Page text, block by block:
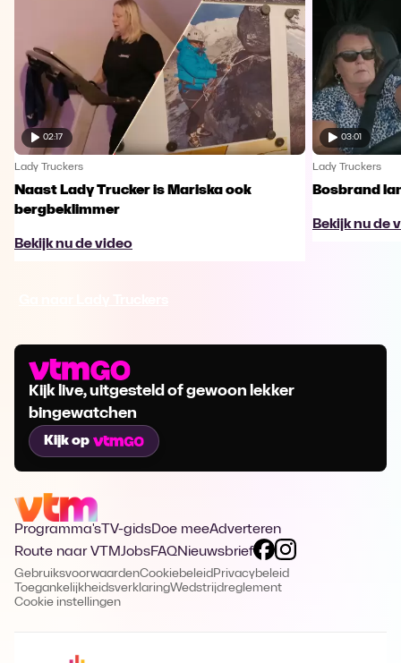
02:17
Lady Truckers
Naast Lady Trucker is Mariska ook
bergbeklimmer
Bekijk nu de video
03:01
Lady Truckers
Bosbrand
Bekijk nu de
Kijk live, uitgesteld of gewoon lekker
bingewatchen
Kijk op
Programma's TV-gidsDoe meeAdverteren
Route naar VTMJobsFAQNieuwsbrief
GebruiksvoorwaardenCookiebeleid Privacybeleid
ToegankelijkheidsverklaringWedstrijdreglement
Cookie instellingen